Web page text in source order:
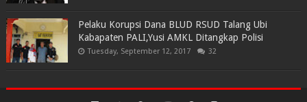
Pelaku Korupsi Dana BLUD RSUD Talang Ubi
Kabapaten PALI,Yusi AMKL Ditangkap Polisi
Tuesday, September 12, 2017 32